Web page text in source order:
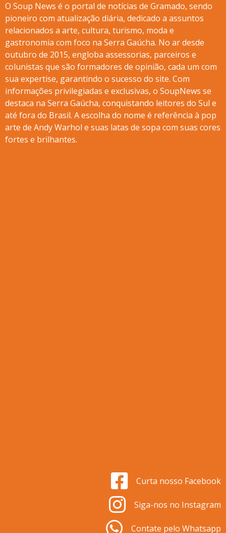
O Soup News é o portal de notícias de Gramado, sendo
pioneiro com atualização diária, dedicado a assuntos
relacionados a arte, cultura, turismo, moda e
gastronomia com foco na Serra Gaúcha. No ar desde
outubro de 2015, engloba assessorias, parceiros e
colunistas que são formadores de opinião, cada um com
sua expertise, garantindo o sucesso do site. Com
informações privilegiadas e exclusivas, o SoupNews se
destaca na Serra Gaúcha, conquistando leitores do Sul e
até fora do Brasil. A escolha do nome é referência à pop
arte de Andy Warhol e suas latas de sopa com suas cores
fortes e brilhantes.
Curta nosso Facebook
Siga-nos no Instagram
Contate pelo Whatsapp